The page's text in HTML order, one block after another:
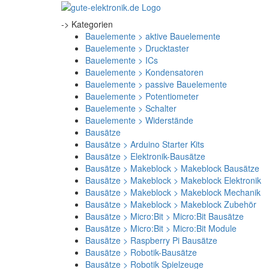
-> Kategorien
Bauelemente > aktive Bauelemente
Bauelemente > Drucktaster
Bauelemente > ICs
Bauelemente > Kondensatoren
Bauelemente > passive Bauelemente
Bauelemente > Potentiometer
Bauelemente > Schalter
Bauelemente > Widerstände
Bausätze
Bausätze > Arduino Starter Kits
Bausätze > Elektronik-Bausätze
Bausätze > Makeblock > Makeblock Bausätze
Bausätze > Makeblock > Makeblock Elektronik
Bausätze > Makeblock > Makeblock Mechanik
Bausätze > Makeblock > Makeblock Zubehör
Bausätze > Micro:Bit > Micro:Bit Bausätze
Bausätze > Micro:Bit > Micro:Bit Module
Bausätze > Raspberry Pi Bausätze
Bausätze > Robotik-Bausätze
Bausätze > Robotik Spielzeuge